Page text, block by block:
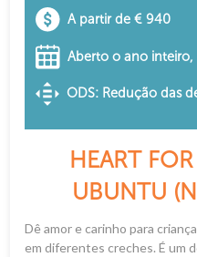
A partir de € 940
Aberto o ano inteiro,
ODS: Redução das
HEART
UBUNTU
Dê amor e carinho para
em diferentes creches. É um